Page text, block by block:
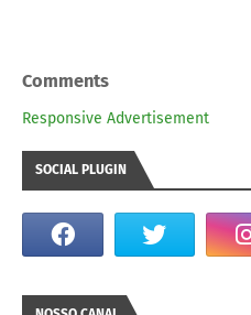
Comments
Responsive Advertisement
SOCIAL PLUGIN